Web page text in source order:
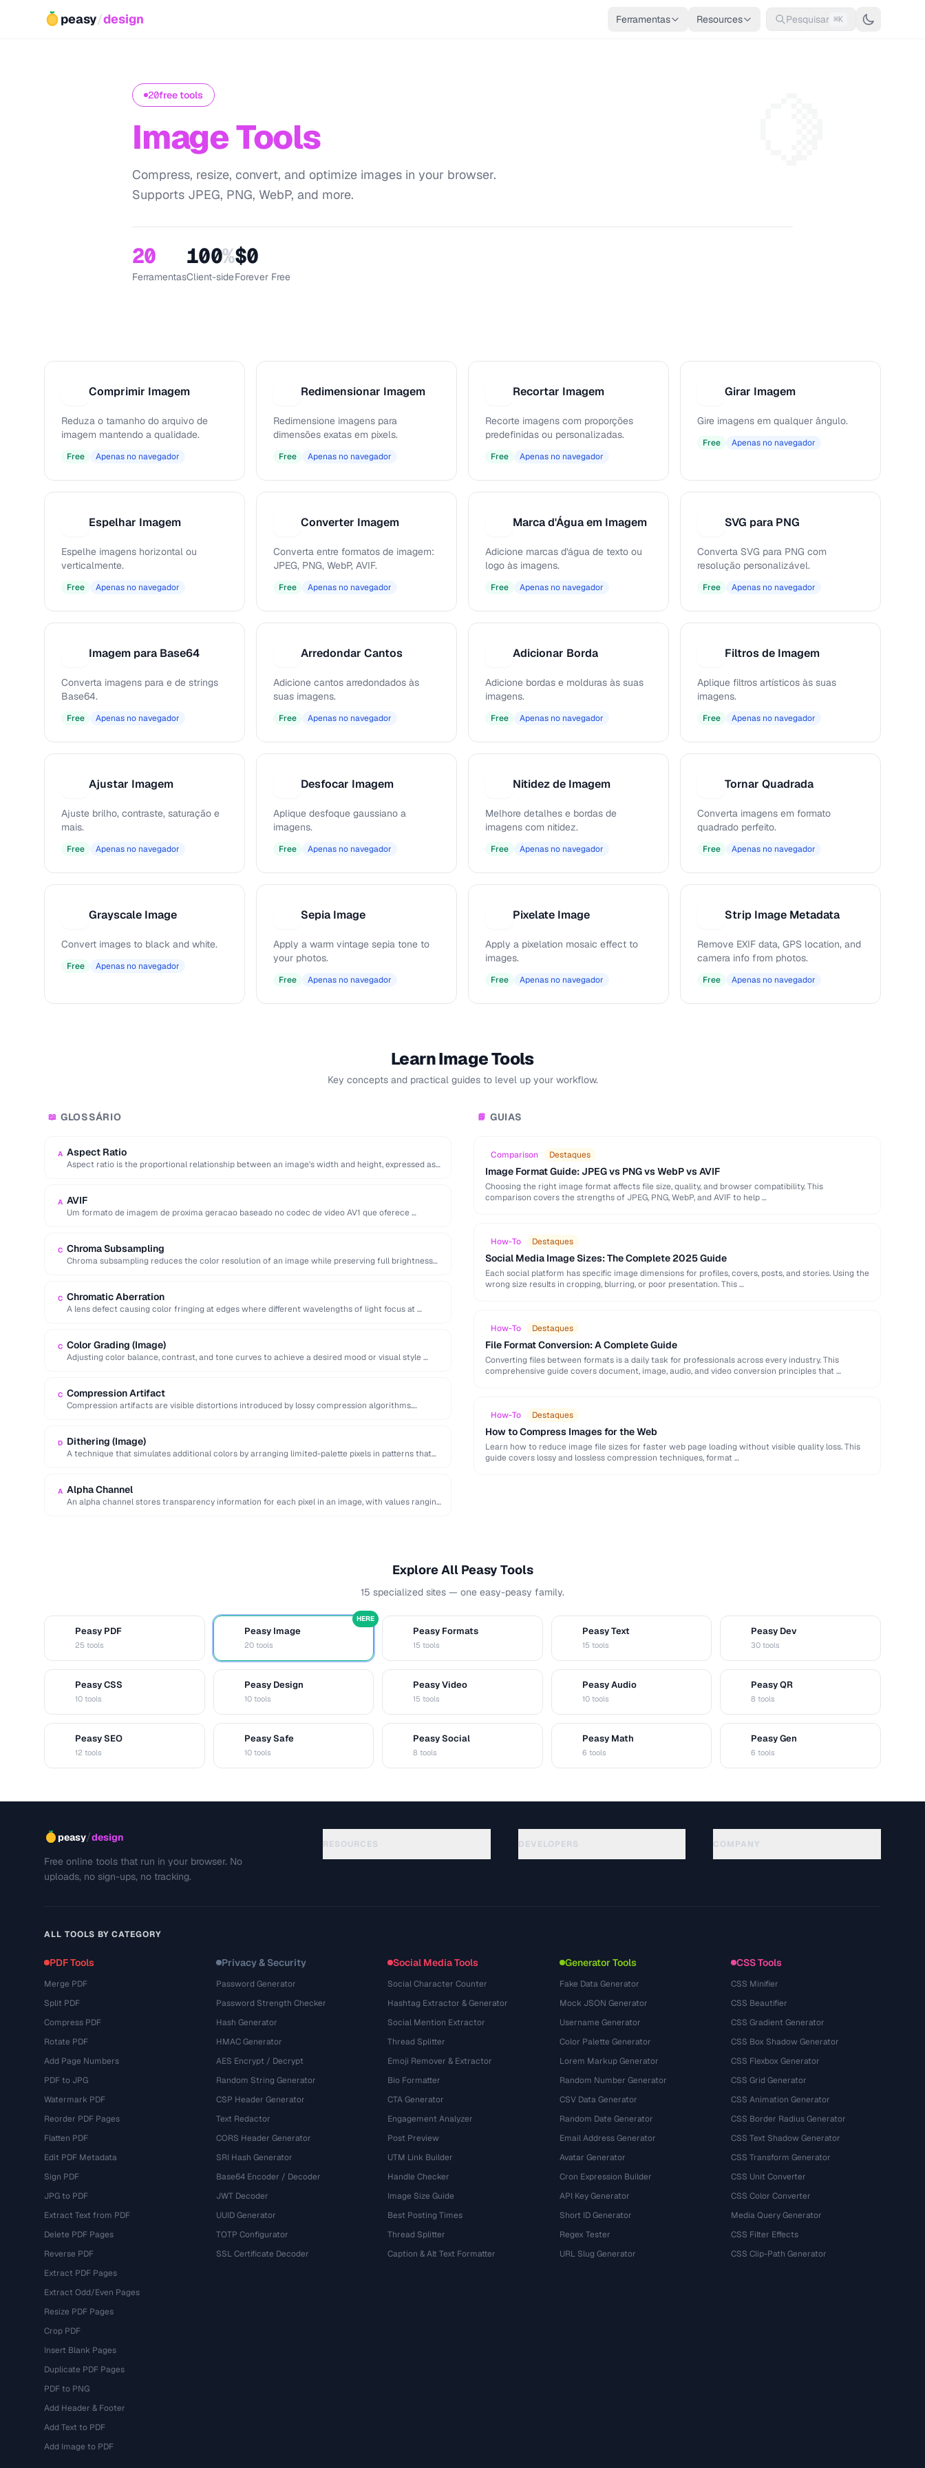
peasy/design Ferramentas Resources Pesquisar ⌘K
20free tools
Image Tools
Compress, resize, convert, and optimize images in your browser.
Supports JPEG, PNG, WebP, and more.
20
Ferramentas
100%
Client-side
$0
Forever Free
Comprimir Imagem
Reduza o tamanho do arquivo de
imagem mantendo a qualidade.
Free Apenas no navegador
Redimensionar Imagem
Redimensione imagens para
dimensões exatas em pixels.
Free Apenas no navegador
Recortar Imagem
Recorte imagens com proporções
predefinidas ou personalizadas.
Free Apenas no navegador
Girar Imagem
Gire imagens em qualquer ângulo.
Free Apenas no navegador
Espelhar Imagem
Espelhe imagens horizontal ou
verticalmente.
Free Apenas no navegador
Converter Imagem
Converta entre formatos de imagem:
JPEG, PNG, WebP, AVIF.
Free Apenas no navegador
Marca d'Água em Imagem
Adicione marcas d'água de texto ou
logo às imagens.
Free Apenas no navegador
SVG para PNG
Converta SVG para PNG com
resolução personalizável.
Free Apenas no navegador
Imagem para Base64
Converta imagens para e de strings
Base64.
Free Apenas no navegador
Arredondar Cantos
Adicione cantos arredondados às
suas imagens.
Free Apenas no navegador
Adicionar Borda
Adicione bordas e molduras às suas
imagens.
Free Apenas no navegador
Filtros de Imagem
Aplique filtros artísticos às suas
imagens.
Free Apenas no navegador
Ajustar Imagem
Ajuste brilho, contraste, saturação e
mais.
Free Apenas no navegador
Desfocar Imagem
Aplique desfoque gaussiano a
imagens.
Free Apenas no navegador
Nitidez de Imagem
Melhore detalhes e bordas de
imagens com nitidez.
Free Apenas no navegador
Tornar Quadrada
Converta imagens em formato
quadrado perfeito.
Free Apenas no navegador
Grayscale Image
Convert images to black and white.
Free Apenas no navegador
Sepia Image
Apply a warm vintage sepia tone to
your photos.
Free Apenas no navegador
Pixelate Image
Apply a pixelation mosaic effect to
images.
Free Apenas no navegador
Strip Image Metadata
Remove EXIF data, GPS location, and
camera info from photos.
Free Apenas no navegador
Learn Image Tools
Key concepts and practical guides to level up your workflow.
📖 GLOSSÁRIO
A Aspect Ratio
Aspect ratio is the proportional relationship between an image's width and height, expressed as
A AVIF
Um formato de imagem de proxima geracao baseado no codec de video AV1 que oferece …
C Chroma Subsampling
Chroma subsampling reduces the color resolution of an image while preserving full brightness
C Chromatic Aberration
A lens defect causing color fringing at edges where different wavelengths of light focus at …
C Color Grading (Image)
Adjusting color balance, contrast, and tone curves to achieve a desired mood or visual style …
C Compression Artifact
Compression artifacts are visible distortions introduced by lossy compression algorithms.
D Dithering (Image)
A technique that simulates additional colors by arranging limited-palette pixels in patterns that
A Alpha Channel
An alpha channel stores transparency information for each pixel in an image, with values ranging
📘 GUIAS
Comparison Destaques
Image Format Guide: JPEG vs PNG vs WebP vs AVIF
Choosing the right image format affects file size, quality, and browser compatibility. This
comparison covers the strengths of JPEG, PNG, WebP, and AVIF to help …
How-To Destaques
Social Media Image Sizes: The Complete 2025 Guide
Each social platform has specific image dimensions for profiles, covers, posts, and stories. Using the
wrong size results in cropping, blurring, or poor presentation. This …
How-To Destaques
File Format Conversion: A Complete Guide
Converting files between formats is a daily task for professionals across every industry. This
comprehensive guide covers document, image, audio, and video conversion principles that …
How-To Destaques
How to Compress Images for the Web
Learn how to reduce image file sizes for faster web page loading without visible quality loss. This
guide covers lossy and lossless compression techniques, format …
Explore All Peasy Tools
15 specialized sites — one easy-peasy family.
Peasy PDF
25 tools
Peasy Image
20 tools
HERE
Peasy Formats
15 tools
Peasy Text
15 tools
Peasy Dev
30 tools
Peasy CSS
10 tools
Peasy Design
10 tools
Peasy Video
15 tools
Peasy Audio
10 tools
Peasy QR
8 tools
Peasy SEO
12 tools
Peasy Safe
10 tools
Peasy Social
8 tools
Peasy Math
6 tools
Peasy Gen
6 tools
peasy/design
Free online tools that run in your browser. No
uploads, no sign-ups, no tracking.
RESOURCES DEVELOPERS COMPANY
ALL TOOLS BY CATEGORY
PDF Tools
Merge PDF
Split PDF
Compress PDF
Rotate PDF
Add Page Numbers
PDF to JPG
Watermark PDF
Reorder PDF Pages
Flatten PDF
Edit PDF Metadata
Sign PDF
JPG to PDF
Extract Text from PDF
Delete PDF Pages
Reverse PDF
Extract PDF Pages
Extract Odd/Even Pages
Resize PDF Pages
Crop PDF
Insert Blank Pages
Duplicate PDF Pages
PDF to PNG
Add Header & Footer
Add Text to PDF
Add Image to PDF
Privacy & Security
Password Generator
Password Strength Checker
Hash Generator
HMAC Generator
AES Encrypt / Decrypt
Random String Generator
CSP Header Generator
Text Redactor
CORS Header Generator
SRI Hash Generator
Base64 Encoder / Decoder
JWT Decoder
UUID Generator
TOTP Configurator
SSL Certificate Decoder
Social Media Tools
Social Character Counter
Hashtag Extractor & Generator
Social Mention Extractor
Thread Splitter
Emoji Remover & Extractor
Bio Formatter
CTA Generator
Engagement Analyzer
Post Preview
UTM Link Builder
Handle Checker
Image Size Guide
Best Posting Times
Thread Splitter
Caption & Alt Text Formatter
Generator Tools
Fake Data Generator
Mock JSON Generator
Username Generator
Color Palette Generator
Lorem Markup Generator
Random Number Generator
CSV Data Generator
Random Date Generator
Email Address Generator
Avatar Generator
Cron Expression Builder
API Key Generator
Short ID Generator
Regex Tester
URL Slug Generator
CSS Tools
CSS Minifier
CSS Beautifier
CSS Gradient Generator
CSS Box Shadow Generator
CSS Flexbox Generator
CSS Grid Generator
CSS Animation Generator
CSS Border Radius Generator
CSS Text Shadow Generator
CSS Transform Generator
CSS Unit Converter
CSS Color Converter
Media Query Generator
CSS Filter Effects
CSS Clip-Path Generator